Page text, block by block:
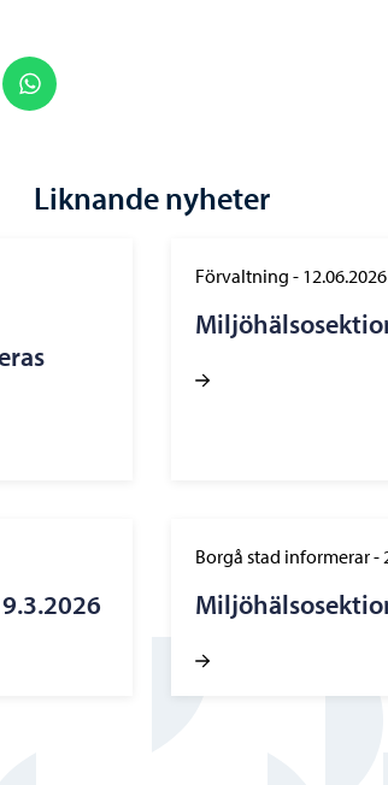
på LinkedIn
Liknande nyheter
Förvaltning - 12.06.2026
Borgå stad informerar-